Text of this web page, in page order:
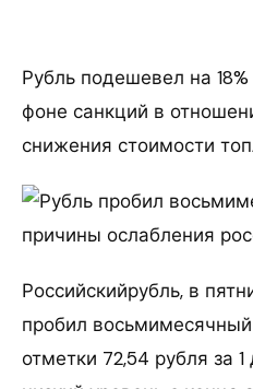
Рубль подешевел на
фоне санкций в
снижения стоимости
Российскийрубль, в
пробил
отметки 72,54 рубля за